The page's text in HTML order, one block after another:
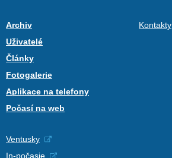
Archiv
Uživatelé
Články
Fotogalerie
Aplikace na telefony
Počasí na web
Kontakty
Ventusky
In-počasie